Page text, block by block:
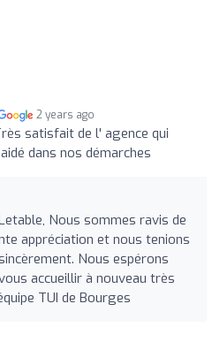
2 years ago
satisfait de l' agence qui
dans nos démarches
Nous sommes ravis de
appréciation et nous tenions
Nous espérons
accueillir à nouveau très
TUI de Bourges